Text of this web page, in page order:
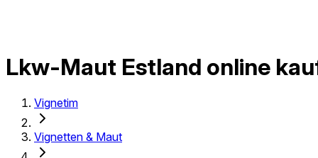
Lkw-Maut Estland online
Vignetim
Vignetten & Maut